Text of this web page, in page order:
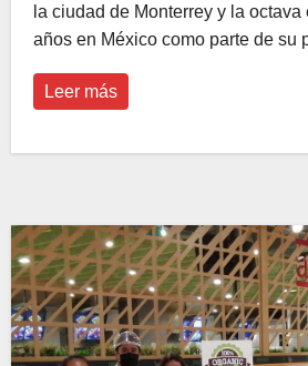
la ciudad de Monterrey y la
años en México como parte de su
Leer más